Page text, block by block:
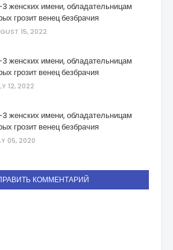
женских имени, обладательницам
грозит венец безбрачия
15, 2022
женских имени, обладательницам
грозит венец безбрачия
12, 2022
женских имени, обладательницам
грозит венец безбрачия
05, 2020
КОММЕНТАРИЙ